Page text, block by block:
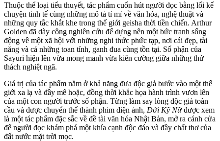
Thuộc thể loại tiểu thuyết, tác phẩm cuốn hút người đọc bằng lối kể
chuyện tinh tế cùng những mô tả tỉ mỉ về văn hóa, nghệ thuật và
những quy tắc khắt khe trong thế giới geisha thời tiền chiến. Arthur
Golden đã dày công nghiên cứu để dựng nên một bức tranh sống
động về một xã hội với những nghi thức phức tạp, nơi cái đẹp, tài
năng và cả những toan tính, ganh đua cùng tồn tại. Số phận của
Sayuri hiện lên vừa mong manh vừa kiên cường giữa những thử
thách nghiệt ngã.
Giá trị của tác phẩm nằm ở khả năng đưa độc giả bước vào một thế
giới xa lạ và đầy mê hoặc, đồng thời khắc họa hành trình vươn lên
của một con người trước số phận. Từng làm say lòng độc giả toàn
cầu và được chuyển thể thành phim điện ảnh, Đời Kỹ Nữđược xem
là một tác phẩm đặc sắc về đề tài văn hóa Nhật Bản, mở ra cánh cửa
để người đọc khám phá một khía cạnh độc đáo và đầy chất thơ của
đất nước mặt trời mọc.